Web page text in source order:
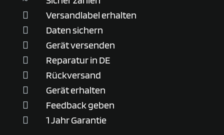
 Versandlabel erhalten
 Daten sichern
 Gerät versenden
 Reparatur in DE
 Rückversand
 Gerät erhalten
 Feedback geben
 1 Jahr Garantie